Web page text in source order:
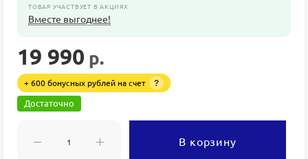
ТОВАР УЧАСТВУЕТ В АКЦИЯХ
Вместе выгоднее!
19 990 р.
+ 600 бонусных рублей на счет ?
Достаточно
В корзину